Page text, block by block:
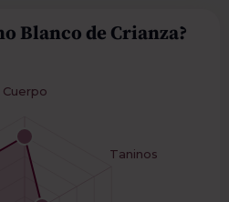
Blanco de Crianza?
Cuerpo
Taninos